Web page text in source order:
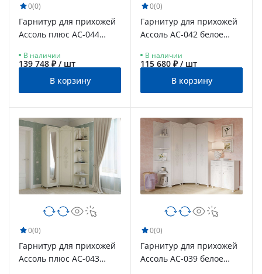
0(0)
Гарнитур для прихожей
Ассоль плюс АС-044
В наличии
139 748 ₽ / шт
В корзину
0(0)
Гарнитур для прихожей
Ассоль АС-042 белое
В наличии
115 680 ₽ / шт
В корзину
0(0)
Гарнитур для прихожей
Ассоль плюс АС-043
0(0)
Гарнитур для прихожей
Ассоль АС-039 белое